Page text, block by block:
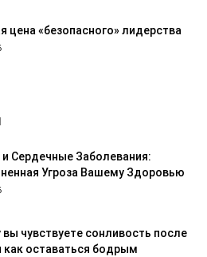
цена «безопасного» лидерства
Сердечные Заболевания:
Угроза Вашему Здоровью
чувствуете сонливость после
как оставаться бодрым